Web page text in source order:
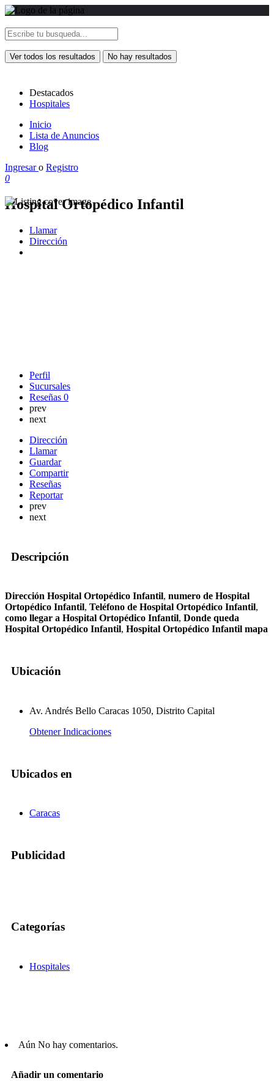
Ver todos los resultados No hay resultados
Destacados
Hospitales
Inicio
Lista de Anuncios
Blog
Ingresaro Registro
0
Hospital Ortopédico Infantil
Llamar
Dirección
Perfil
Sucursales
Reseñas 0
prev
next
Dirección
Llamar
Guardar
Compartir
Reseñas
Reportar
prev
next
Descripción
Dirección Hospital Ortopédico Infantil, numero de Hospital
Ortopédico Infantil, Teléfono de Hospital Ortopédico Infantil,
como llegar a Hospital Ortopédico Infantil, Donde queda
Hospital Ortopédico Infantil, Hospital Ortopédico Infantil mapa
Ubicación
Av. Andrés Bello Caracas 1050, Distrito Capital
Obtener Indicaciones
Ubicados en
Caracas
Publicidad
Categorías
Hospitales
Aún No hay comentarios.
Añadir un comentario